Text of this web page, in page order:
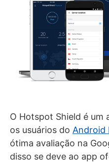
O Hotspot Shield é um
os usuários do Android
ótima avaliação na
disso se deve ao app